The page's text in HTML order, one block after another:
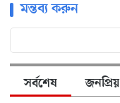
মন্তব্য করুন
সর্বশেষ জনপ্রিয়